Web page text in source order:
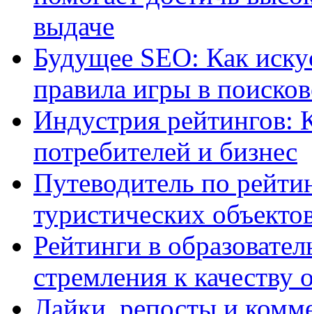
выдаче
Будущее SEO: Как
правила игры в
Индустрия рейтингов:
потребителей и бизнес
Путеводитель по
туристических
Рейтинги в
стремления к качеству